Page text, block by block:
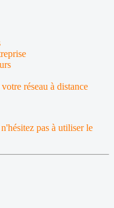
réseau à distance
pas à utiliser le